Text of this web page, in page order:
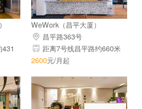
WeWork（昌平大厦）
昌平路363号
距离7号线昌平路约660米
2600元/月起